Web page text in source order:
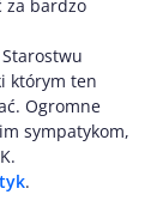
za bardzo
którym ten
Ogromne
sympatykom,
.